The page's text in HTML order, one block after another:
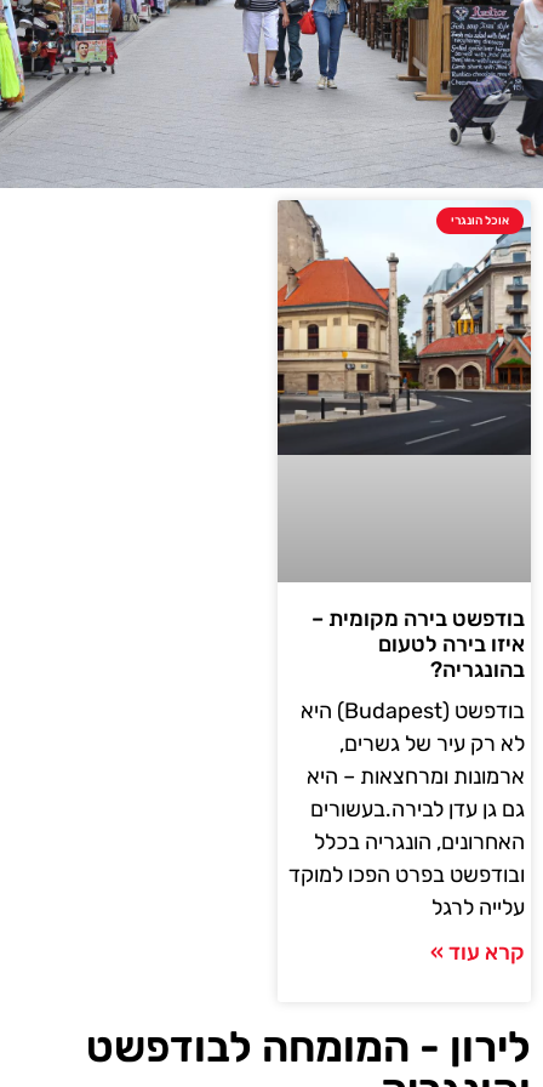
אוכל הונגרי
בודפשט בירה מקומית –
איזו בירה לטעום
בהונגריה?
בודפשט (Budapest) היא
לא רק עיר של גשרים,
ארמונות ומרחצאות – היא
גם גן עדן לבירה.בעשורים
האחרונים, הונגריה בכלל
ובודפשט בפרט הפכו למוקד
עלייה לרגל
קרא עוד »
לירון - המומחה לבודפשט